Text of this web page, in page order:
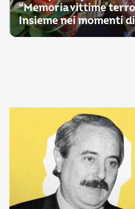
“Memoria vittime
Insieme nei momenti